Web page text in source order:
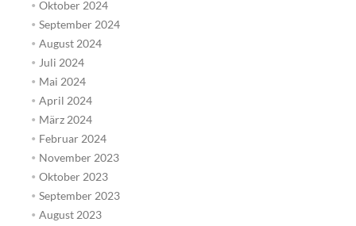
Oktober 2024
September 2024
August 2024
Juli 2024
Mai 2024
April 2024
März 2024
Februar 2024
November 2023
Oktober 2023
September 2023
August 2023